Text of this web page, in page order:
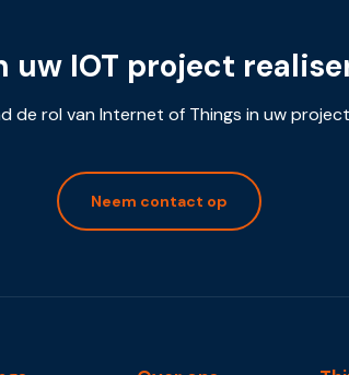
uw IOT project
de rol van Internet of Things in uw
Neem contact op